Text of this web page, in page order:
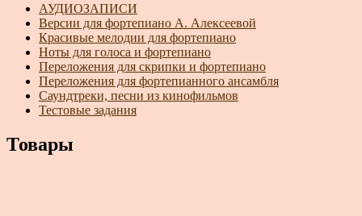
АУДИОЗАПИСИ
Версии для фортепиано А. Алексеевой
Красивые мелодии для фортепиано
Ноты для голоса и фортепиано
Переложения для скрипки и фортепиано
Переложения для фортепианного ансамбля
Саундтреки, песни из кинофильмов
Тестовые задания
Товары